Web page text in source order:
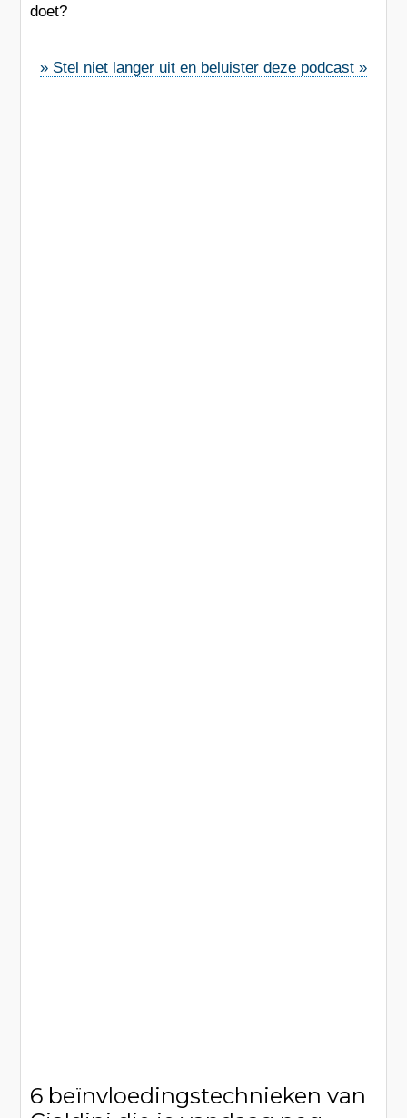
doet?
» Stel niet langer uit en beluister deze podcast »
6 beïnvloedingstechnieken van